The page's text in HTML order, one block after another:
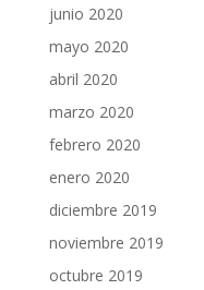
junio 2020
mayo 2020
abril 2020
marzo 2020
febrero 2020
enero 2020
diciembre 2019
noviembre 2019
octubre 2019